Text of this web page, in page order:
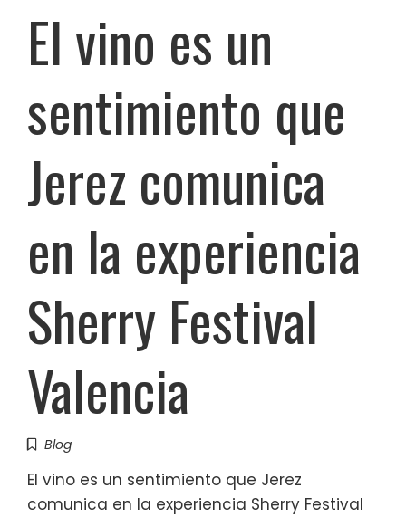
El vino es un
sentimiento que
Jerez comunica
en la experiencia
Sherry Festival
Valencia
Blog
El vino es un sentimiento que Jerez
comunica en la experiencia Sherry Festival